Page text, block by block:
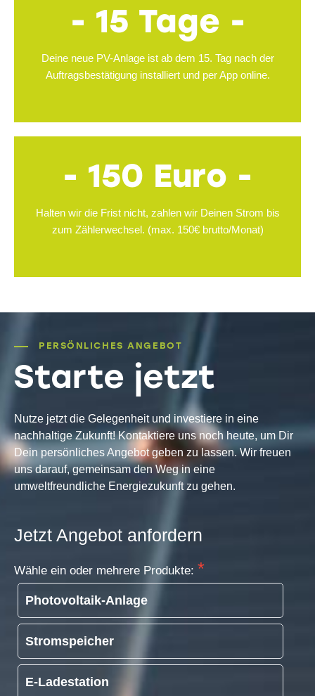
- 15 Tage -
Deine neue PV-Anlage ist ab dem 15. Tag nach der
Auftragsbestätigung installiert und per App online.
- 150 Euro -
Halten wir die Frist nicht, zahlen wir Deinen Strom bis
zum Zählerwechsel. (max. 150€ brutto/Monat)
PERSÖNLICHES ANGEBOT
Starte jetzt
Nutze jetzt die Gelegenheit und investiere in eine
nachhaltige Zukunft! Kontaktiere uns noch heute, um Dir
Dein persönliches Angebot geben zu lassen. Wir freuen
uns darauf, gemeinsam den Weg in eine
umweltfreundliche Energiezukunft zu gehen.
Jetzt Angebot anfordern
Wähle ein oder mehrere Produkte:
Photovoltaik-Anlage
Stromspeicher
E-Ladestation